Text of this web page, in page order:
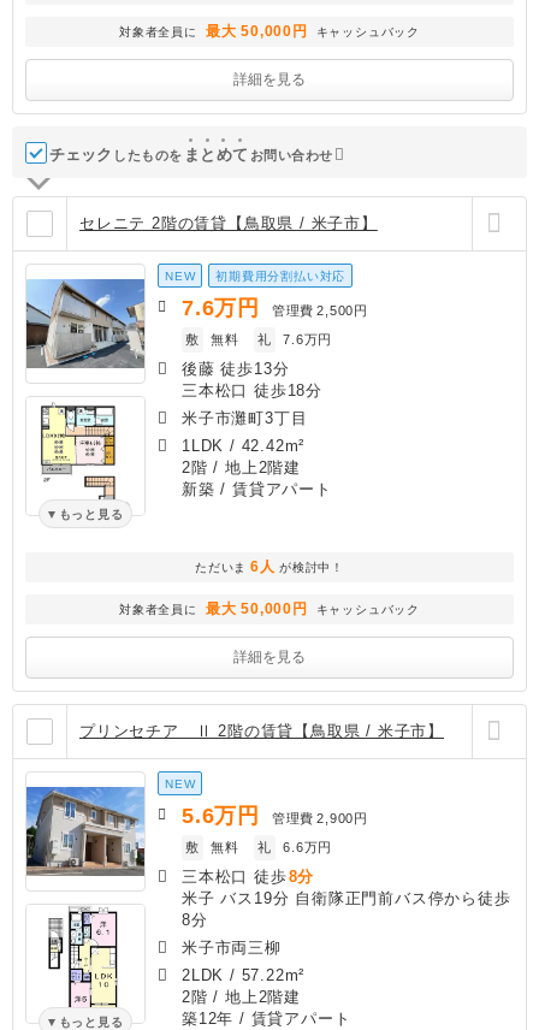
対象者全員に 最大 50,000円 キャッシュバック
詳細を見る
チェック したものを ま と めて お問い合わせ
セレニテ 2階の賃貸【鳥取県 / 米子市】
もっと見る
NEW 初期費用分割払い対応
7.6万円 管理費 2,500円
敷
無料 礼 7.6万円
後藤 徒歩13分
三本松口 徒歩18分
米子市灘町3丁目
1LDK / 42.42m²
2階 / 地上2階建
新築 / 賃貸アパート
ただいま 6人 が検討中！
対象者全員に 最大 50,000円 キャッシュバック
詳細を見る
プリンセチア Ⅱ 2階の賃貸【鳥取県 / 米子市】
もっと見る
NEW
5.6万円 管理費 2,900円
敷
無料 礼 6.6万円
三本松口 徒歩8分
米子 バス19分 自衛隊正門前バス停から徒歩
8分
米子市両三柳
2LDK / 57.22m²
2階 / 地上2階建
築12年 / 賃貸アパート